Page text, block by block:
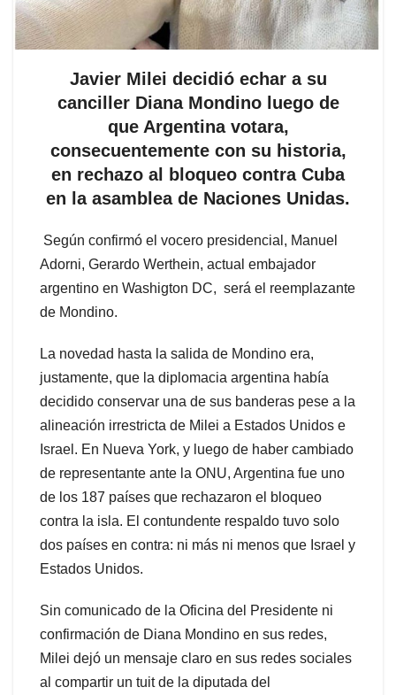
Javier Milei decidió echar a su
canciller Diana Mondino luego de
que Argentina votara,
consecuentemente con su historia,
en rechazo al bloqueo contra Cuba
en la asamblea de Naciones Unidas.
Según confirmó el vocero presidencial, Manuel
Adorni, Gerardo Werthein, actual embajador
argentino en Washigton DC, será el reemplazante
de Mondino.
La novedad hasta la salida de Mondino era,
justamente, que la diplomacia argentina había
decidido conservar una de sus banderas pese a la
alineación irrestricta de Milei a Estados Unidos e
Israel. En Nueva York, y luego de haber cambiado
de representante ante la ONU, Argentina fue uno
de los 187 países que rechazaron el bloqueo
contra la isla. El contundente respaldo tuvo solo
dos países en contra: ni más ni menos que Israel y
Estados Unidos.
Sin comunicado de la Oficina del Presidente ni
confirmación de Diana Mondino en sus redes,
Milei dejó un mensaje claro en sus redes sociales
al compartir un tuit de la diputada del